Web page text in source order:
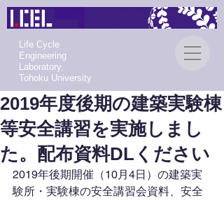
Life Cycle
Engineering
Laboratory,
Tohoku University
2019年度後期の建築実験棟
等安全講習を実施しまし
た。配布資料DLください
2019年後期開催（10月4日）の建築実
験所・実験棟の安全講習会資料、安全